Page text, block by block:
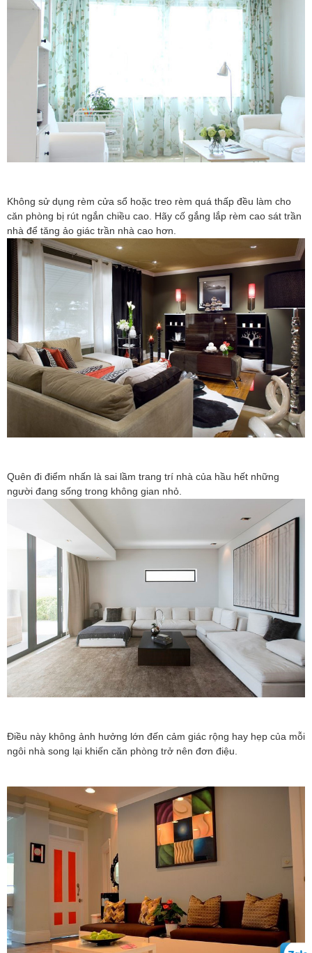
Không sử dụng rèm cửa sổ hoặc treo rèm quá thấp đều làm cho
căn phòng bị rút ngắn chiều cao. Hãy cố gắng lắp rèm cao sát trần
nhà để tăng ảo giác trần nhà cao hơn.
Quên đi điểm nhấn là sai lầm trang trí nhà của hầu hết những
người đang sống trong không gian nhỏ.
Điều này không ảnh hưởng lớn đến cảm giác rộng hay hẹp của mỗi
ngôi nhà song lại khiến căn phòng trở nên đơn điệu.